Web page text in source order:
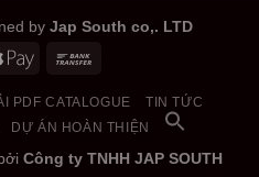
by Jap South co,. LTD
PDF CATALOGUE
TIN TỨC
DỰ ÁN HOÀN THIỆN
Công ty TNHH JAP SOUTH